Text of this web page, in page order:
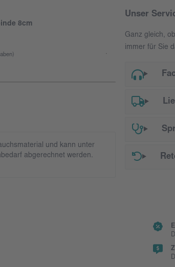
8cm
und kann unter
abgerechnet werden.
Unser
Ganz gleich,
immer für Sie